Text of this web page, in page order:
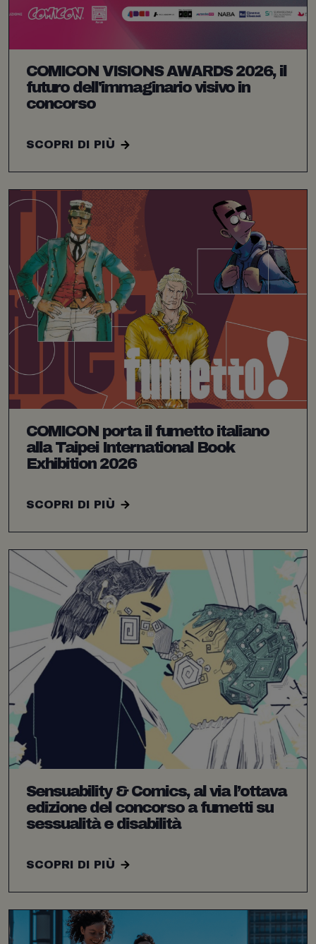
COMICON VISIONS AWARDS 2026, il
futuro dell'immaginario visivo in
concorso
SCOPRI DI PIÙ
COMICON porta il fumetto italiano
alla Taipei International Book
Exhibition 2026
SCOPRI DI PIÙ
Sensuability & Comics, al via l’ottava
edizione del concorso a fumetti su
sessualità e disabilità
SCOPRI DI PIÙ